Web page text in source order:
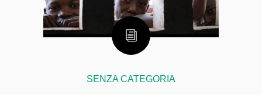
SENZA CATEGORIA